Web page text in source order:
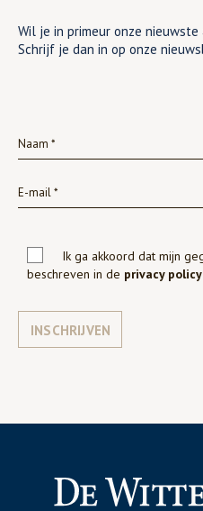
Wil je in primeur onze
Schrijf je dan in op onze
Ik ga akkoord dat mijn
beschreven in de privacy policy
INSCHRIJVEN